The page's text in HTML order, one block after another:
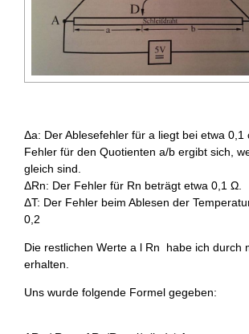
Δa: Der Ablesefehler für a liegt bei etwa 0,1
Fehler für den Quotienten a/b ergibt sich,
gleich sind.
ΔRn: Der Fehler für Rn beträgt etwa 0,1 Ω.
ΔT: Der Fehler beim Ablesen der
0,2
Die restlichen Werte a l Rn habe ich durch
erhalten.
Uns wurde folgende Formel gegeben: